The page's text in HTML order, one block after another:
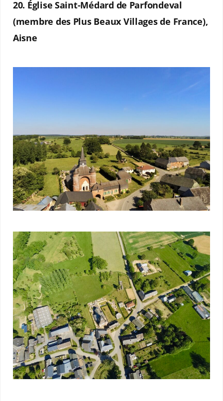
20. Église Saint-Médard de Parfondeval
(membre des Plus Beaux Villages de France),
Aisne